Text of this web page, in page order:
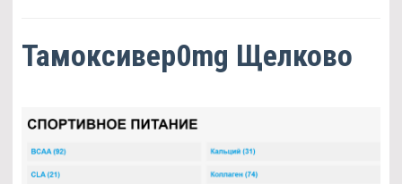
Тамоксивер0mg Щелково